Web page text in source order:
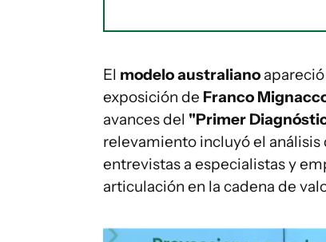
El modelo australiano
exposición de Franco
avances del "Primer
relevamiento incluyó el
entrevistas a especialistas y
articulación en la cadena de